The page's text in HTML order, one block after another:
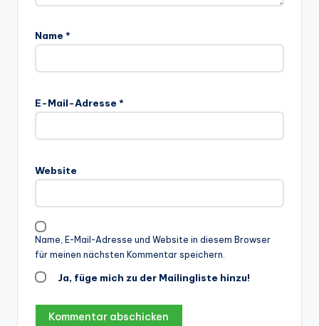
Name *
E-Mail-Adresse *
Website
Name, E-Mail-Adresse und Website in diesem Browser
für meinen nächsten Kommentar speichern.
Ja, füge mich zu der Mailingliste hinzu!